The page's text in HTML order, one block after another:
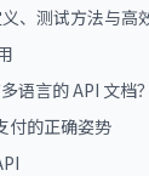
、测试方法与高
语言的 API 文档？
付的正确姿势